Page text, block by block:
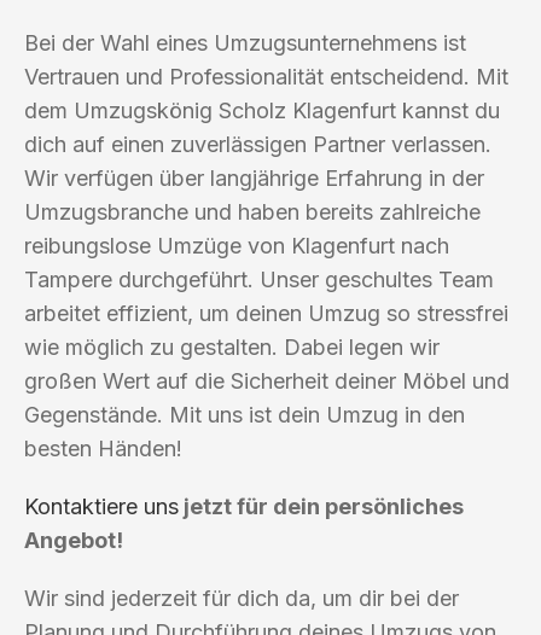
Bei der Wahl eines Umzugsunternehmens ist
Vertrauen und Professionalität entscheidend. Mit
dem Umzugskönig Scholz Klagenfurt kannst du
dich auf einen zuverlässigen Partner verlassen.
Wir verfügen über langjährige Erfahrung in der
Umzugsbranche und haben bereits zahlreiche
reibungslose Umzüge von Klagenfurt nach
Tampere durchgeführt. Unser geschultes Team
arbeitet effizient, um deinen Umzug so stressfrei
wie möglich zu gestalten. Dabei legen wir
großen Wert auf die Sicherheit deiner Möbel und
Gegenstände. Mit uns ist dein Umzug in den
besten Händen!
Kontaktiere uns jetzt für dein persönliches
Angebot!
Wir sind jederzeit für dich da, um dir bei der